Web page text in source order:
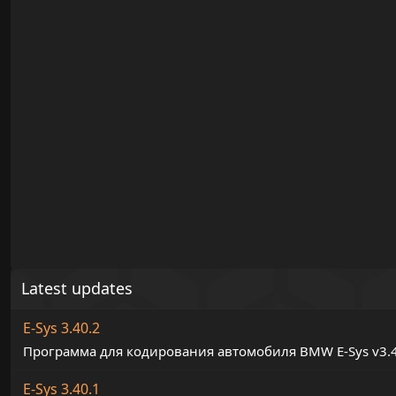
Latest updates
E-Sys 3.40.2
Программа для кодирования автомобиля BMW E-Sys
E-Sys 3.40.1